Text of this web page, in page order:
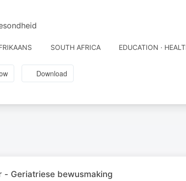
SOUTH AFRICA EDUCATION ·
Download
- Geriatriese bewusmaking